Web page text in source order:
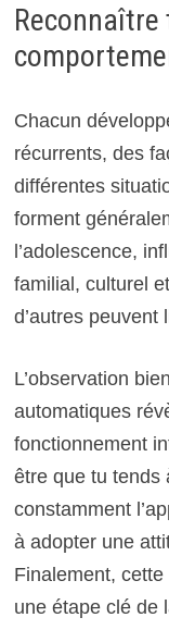
Chacun
récurrents, des
différentes
forment
l’adolescence,
familial, culturel
d’autres peuvent
L’observation
automatiques
fonctionnement
être que tu tends
constamment
à adopter une
Finalement,
une étape clé de